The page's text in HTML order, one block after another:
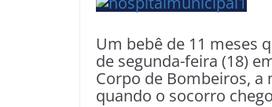
Um bebê de 11 meses
de segunda-feira (18)
Corpo de Bombeiros, a
quando o socorro